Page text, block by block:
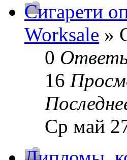
Сигарети
Worksale »
0
16
Ср май